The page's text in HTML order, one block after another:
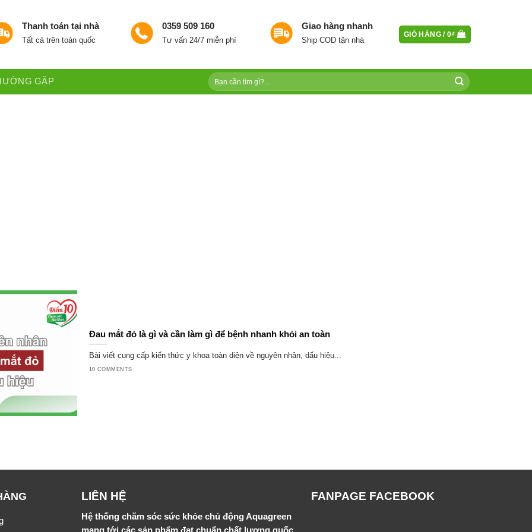
Thanh toán tại nhà
Tất cả trên toàn quốc
0359 509 160
Tư vấn 24/7 miễn phí
Giao hàng nhanh
Ship COD tận nhà
GIỎ HÀNG / 0₫
GẶP
Tìm
kiếm:
Đau mắt đỏ là gì và cần làm gì để bệnh nhanh khỏi an toàn
Bài viết cung cấp kiến thức y khoa toàn diện về nguyên nhân, dấu hiệu...
10 COMMENTS
LIÊN HỆ
Hệ thống chăm sóc sức khỏe chủ động Aquagreen
FANPAGE FACEBOOK